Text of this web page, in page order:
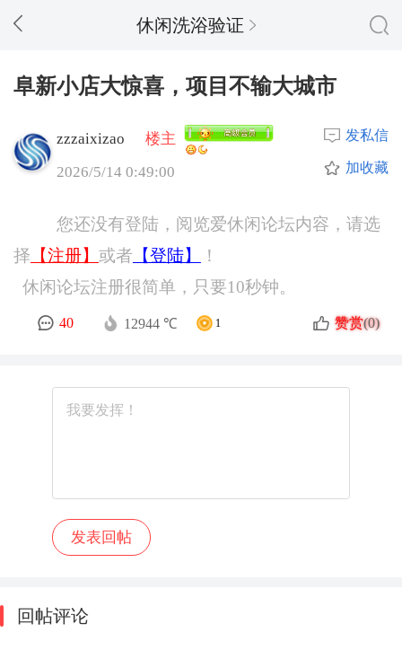
休闲洗浴验证
阜新小店大惊喜，项目不输大城市
zzzaixizao
楼主
2026/5/14 0:49:00
发私信
加收藏
您还没有登陆，阅览爱休闲论坛内容，请选
择 【注册】 或者 【登陆】
！
休闲论坛注册很简单，只要10秒钟。
40 12944 ℃ 1 赞赏(0)
回帖评论